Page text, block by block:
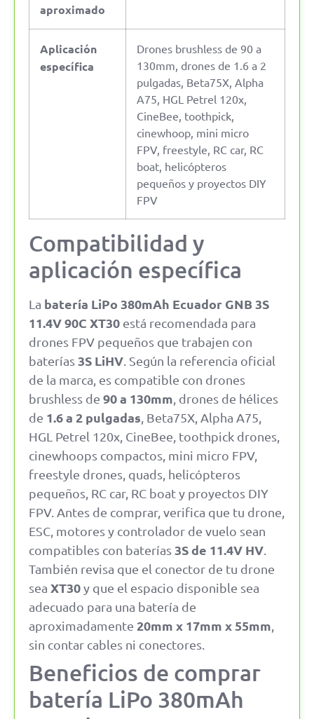
aproximado
Aplicación
específica
Drones brushless de 90 a
130mm, drones de 1.6 a 2
pulgadas, Beta75X, Alpha
A75, HGL Petrel 120x,
CineBee, toothpick,
cinewhoop, mini micro
FPV, freestyle, RC car, RC
boat, helicópteros
pequeños y proyectos DIY
FPV
Compatibilidad y
aplicación específica
La batería LiPo 380mAh Ecuador GNB 3S
11.4V 90C XT30 está recomendada para
drones FPV pequeños que trabajen con
baterías3S LiHV . Según la referencia oficial
de la marca, es compatible con drones
brushless de 90 a 130mm , drones de hélices
de 1.6 a 2 pulgadas , Beta75X, Alpha A75,
HGL Petrel 120x, CineBee, toothpick drones,
cinewhoops compactos, mini micro FPV,
freestyle drones, quads, helicópteros
pequeños, RC car, RC boat y proyectos DIY
FPV. Antes de comprar, verifica que tu drone,
ESC, motores y controlador de vuelo sean
compatibles con baterías3S de 11.4V HV
También revisa que el conector de tu drone
sea XT30y que el espacio disponible sea
adecuado para una batería de
aproximadamente 20mm x 17mm x 55mm
sin contar cables ni conectores.
Beneficios de comprar
batería LiPo 380mAh